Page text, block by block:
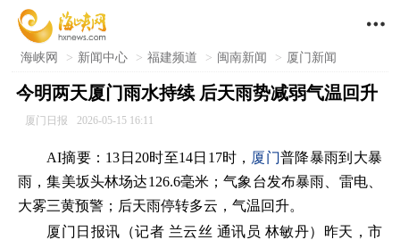

海峡网 > 新闻中心 > 福建频道 > 闽南新闻 > 厦门新闻
今明两天厦门雨水持续 ​后天雨势减弱气温回升
厦门日报 2026-05-15 16:11
AI摘要：13日20时至14日17时， 厦门普降暴雨到大暴
雨，集美坂头林场达126.6毫米；气象台发布暴雨、雷电、
大雾三黄预警；后天雨停转多云，气温回升。
厦门日报讯（记者 兰云丝 通讯员 林敏丹）昨天，市